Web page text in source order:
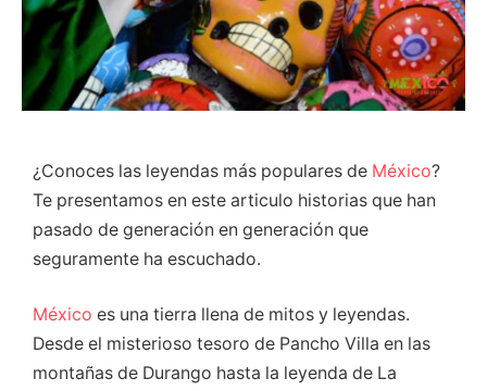
¿Conoces las leyendas más populares de México?
Te presentamos en este articulo historias que han
pasado de generación en generación que
seguramente ha escuchado.
México es una tierra llena de mitos y leyendas.
Desde el misterioso tesoro de Pancho Villa en las
montañas de Durango hasta la leyenda de La